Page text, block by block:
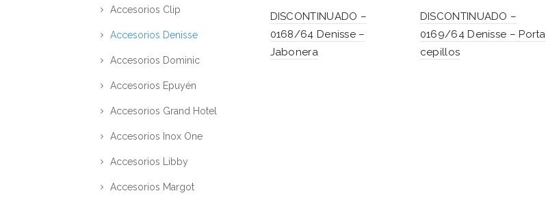
DISCONTINUADO –
0168/64 Denisse –
Jabonera
DISCONTINUADO –
0169/64 Denisse – Porta
cepillos
Accesorios Clip
Accesorios Denisse
Accesorios Dominic
Accesorios Epuyén
Accesorios Grand Hotel
Accesorios Inox One
Accesorios Libby
Accesorios Margot